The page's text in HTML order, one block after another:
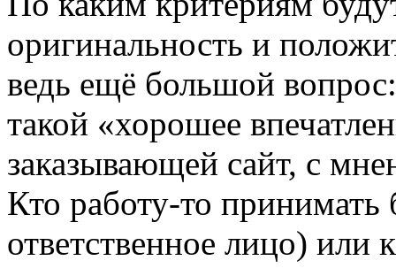
оригинальность и
ведь ещё большой
такой «хорошее
заказывающей сайт, с
Кто работу-то принимать
ответственное лицо) или